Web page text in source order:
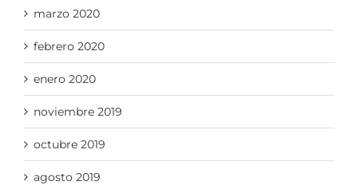
marzo 2020
febrero 2020
enero 2020
noviembre 2019
octubre 2019
agosto 2019